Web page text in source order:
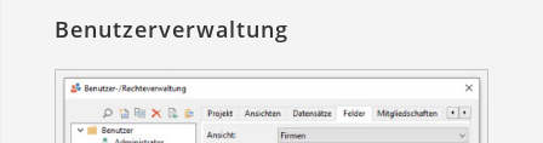
Benutzerverwaltung